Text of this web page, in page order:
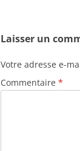
Laisser un
Votre adresse e-
Commentaire *